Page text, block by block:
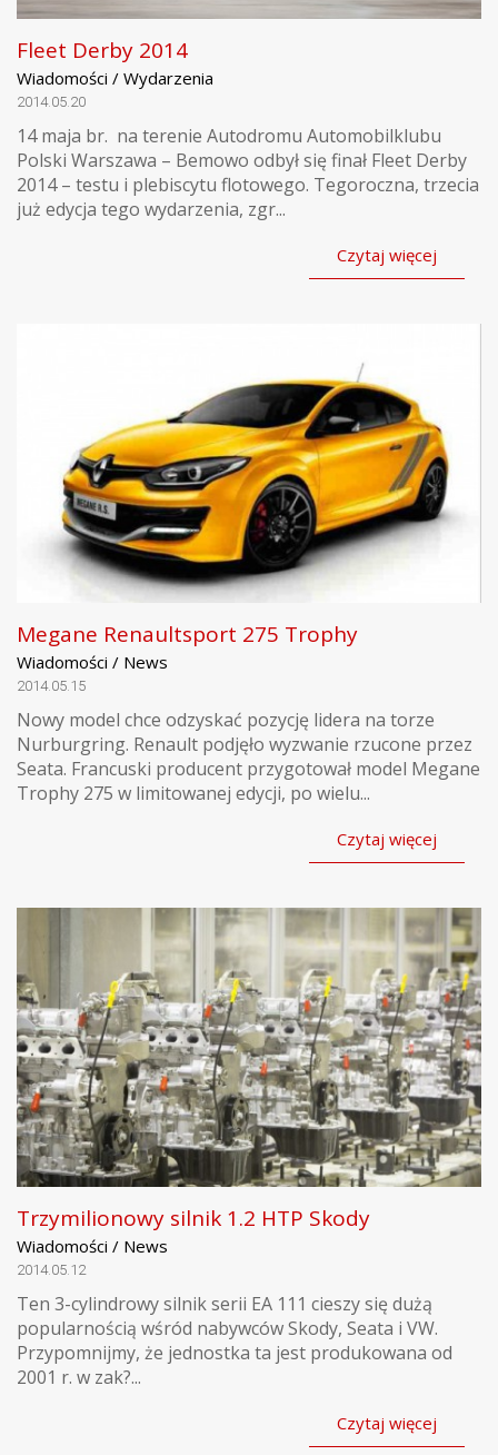
Fleet Derby 2014
Wiadomości / Wydarzenia
2014.05.20
14 maja br. na terenie Autodromu Automobilklubu
Polski Warszawa – Bemowo odbył się finał Fleet Derby
2014 – testu i plebiscytu flotowego. Tegoroczna, trzecia
już edycja tego wydarzenia, zgr...
Czytaj więcej
Megane Renaultsport 275 Trophy
Wiadomości / News
2014.05.15
Nowy model chce odzyskać pozycję lidera na torze
Nurburgring. Renault podjęło wyzwanie rzucone przez
Seata. Francuski producent przygotował model Megane
Trophy 275 w limitowanej edycji, po wielu...
Czytaj więcej
Trzymilionowy silnik 1.2 HTP Skody
Wiadomości / News
2014.05.12
Ten 3-cylindrowy silnik serii EA 111 cieszy się dużą
popularnością wśród nabywców Skody, Seata i VW.
Przypomnijmy, że jednostka ta jest produkowana od
2001 r. w zak?...
Czytaj więcej